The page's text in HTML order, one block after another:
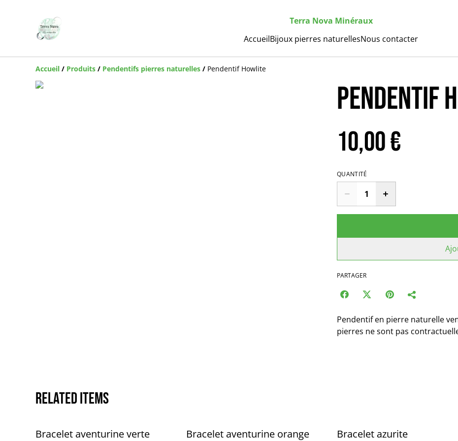
Terra Nova Minéraux
AccueilBijoux pierres naturellesNous contacter
Accueil / Produits / Pendentifs pierres naturelles / Pendentif Howlite
Pendentif
10,00 €
QUANTITÉ
PARTAGER
Pendentif en pierre naturelle
pierres ne sont pas
Related items
Bracelet aventurine verte Bracelet aventurine orange Bracelet azurite